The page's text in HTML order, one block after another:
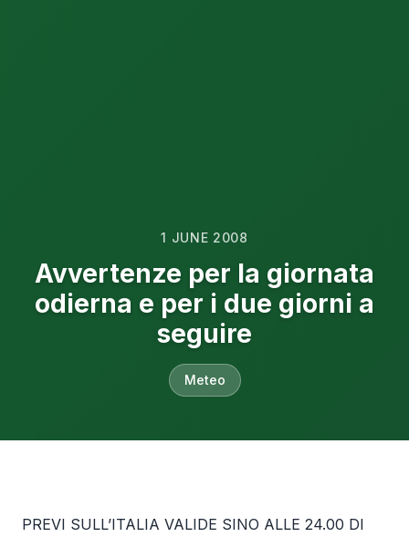
1 JUNE 2008
Avvertenze per la giornata
odierna e per i due giorni a
seguire
Meteo
PREVI SULL’ITALIA VALIDE SINO ALLE 24.00 DI